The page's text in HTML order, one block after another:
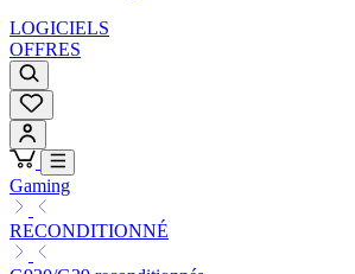
LOGICIELS
OFFRES
Gaming
RECONDITIONNÉ